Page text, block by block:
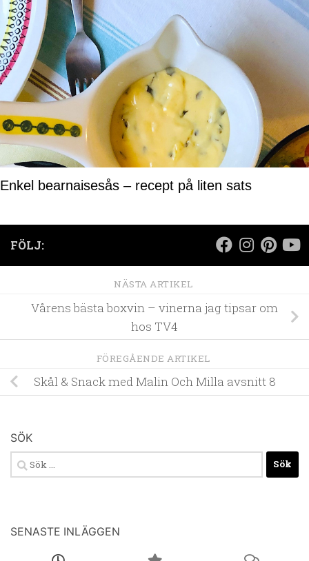
Enkel bearnaisesås – recept på liten sats
FÖLJ:
NÄSTA ARTIKEL
Vårens bästa boxvin – vinerna jag tipsar om
hos TV4
FÖREGÅENDE ARTIKEL
Skål & Snack med Malin Och Milla avsnitt 8
SÖK
Sök
efter:
SENASTE INLÄGGEN